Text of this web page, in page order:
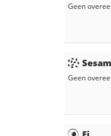
Geen
Sesam
Geen